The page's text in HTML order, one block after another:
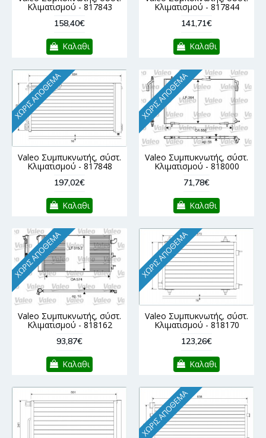
Κλιματισμού - 817843
158,40€
Καλαθι
Κλιματισμού - 817844
141,71€
Καλαθι
ΧΩΡΊΣ ΑΠΌΘΕΜΑ
Valeo Συμπυκνωτής, σύστ.
Κλιματισμού - 817848
197,02€
Καλαθι
ΧΩΡΊΣ ΑΠΌΘΕΜΑ
Valeo Συμπυκνωτής, σύστ.
Κλιματισμού - 818000
71,78€
Καλαθι
ΧΩΡΊΣ ΑΠΌΘΕΜΑ
Valeo Συμπυκνωτής, σύστ.
Κλιματισμού - 818162
93,87€
Καλαθι
ΧΩΡΊΣ ΑΠΌΘΕΜΑ
Valeo Συμπυκνωτής, σύστ.
Κλιματισμού - 818170
123,26€
Καλαθι
ΧΩΡΊΣ ΑΠΌΘΕΜΑ